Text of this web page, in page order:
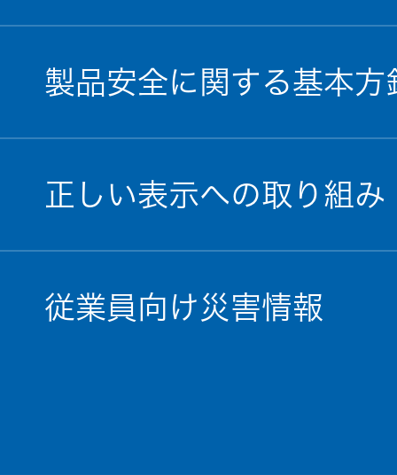
製品安全に関する基本方
正しい表示への取り組み
従業員向け災害情報